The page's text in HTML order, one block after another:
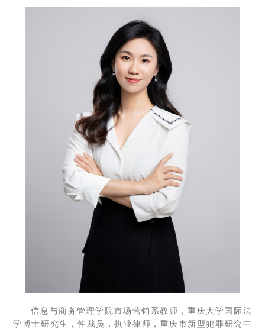
信息与商务管理学院市场营销系教师，重庆大学国际法
学博士研究生，仲裁员，执业律师，重庆市新型犯罪研究中